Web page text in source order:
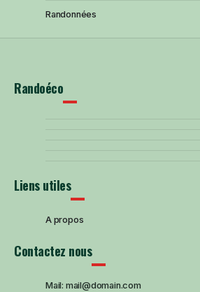
Randonnées
Randoéco
Liens utiles
A propos
Contactez nous
Mail: mail@domain.com